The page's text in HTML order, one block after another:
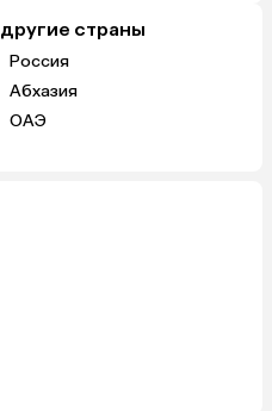
страны
Россия
Абхазия
ОАЭ